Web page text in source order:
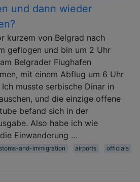
und dann wieder
kurzem von Belgrad nach
geflogen und bin um 2 Uhr
Belgrader Flughafen
mit einem Abflug um 6 Uhr
musste serbische Dinar in
und die einzige offene
befand sich in der
Also habe ich wie
Einwanderung …
and-immigration airports
officials